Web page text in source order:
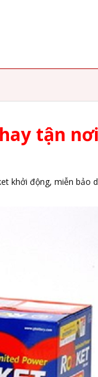
tận
khởi động, miễn bảo